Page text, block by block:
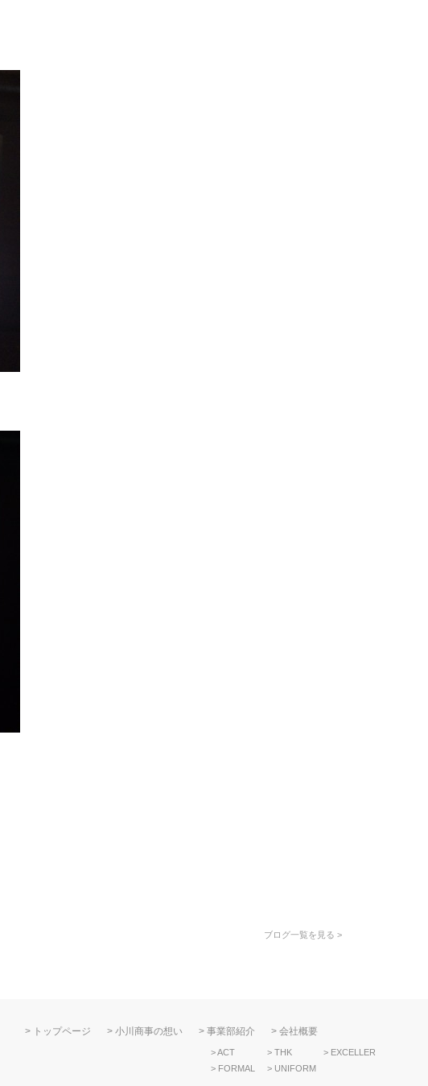
ブログ一覧を見る >
トップページ 小川商事の想い 事業部紹介
ACT THK
EXCELLER
FORMAL
UNIFORM
会社概要